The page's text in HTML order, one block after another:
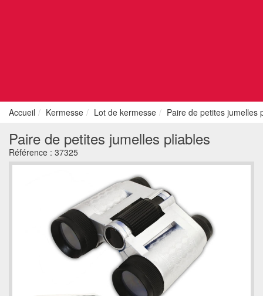
Accueil Kermesse Lot de kermesse Paire de petites jumelles
Paire de petites jumelles pliables
Référence : 37325